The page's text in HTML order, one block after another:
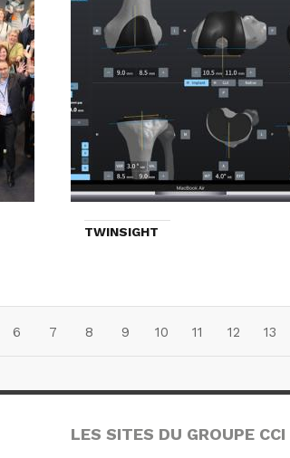
TWINSIGHT
6 7 8 9 10 11 12 13
LES SITES DU GROUPE